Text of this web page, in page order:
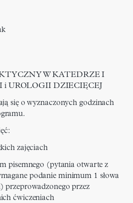
W KATEDRZE I
UROLOGII DZIECIĘCEJ
się o wyznaczonych godzinach
zajęciach
pisemnego (pytania otwarte z
podanie minimum 1 słowa
przeprowadzonego przez
ćwiczeniach